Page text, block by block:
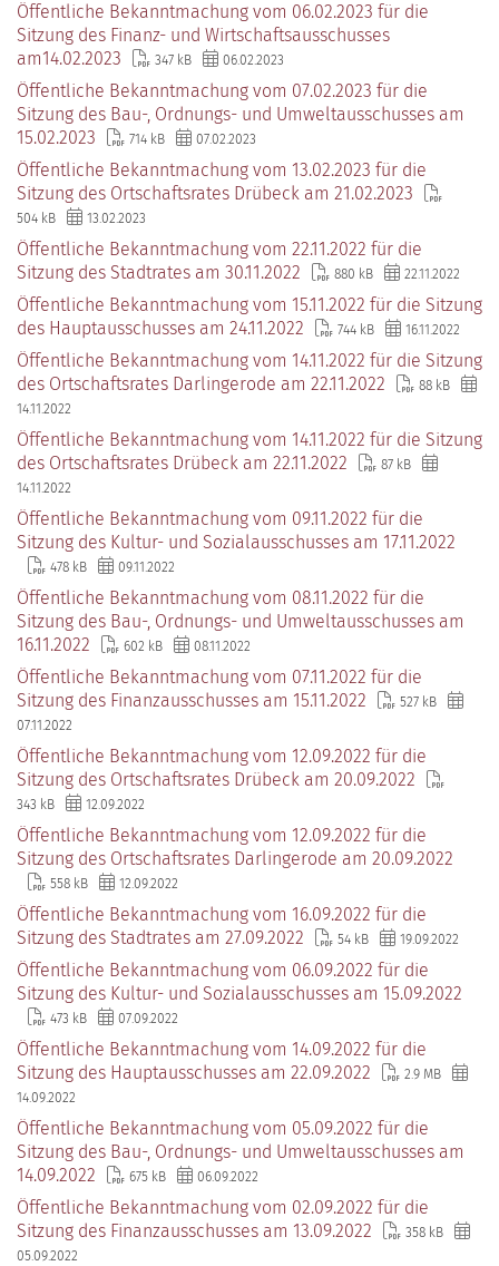
Öffentliche Bekanntmachung vom 06.02.2023 für die
Sitzung des Finanz- und Wirtschaftsausschusses
am14.02.2023
347 kB 06.02.2023
Öffentliche Bekanntmachung vom 07.02.2023 für die
Sitzung des Bau-, Ordnungs- und Umweltausschusses am
15.02.2023
714 kB 07.02.2023
Öffentliche Bekanntmachung vom 13.02.2023 für die
Sitzung des Ortschaftsrates Drübeck am 21.02.2023
504 kB 13.02.2023
Öffentliche Bekanntmachung vom 22.11.2022 für die
Sitzung des Stadtrates am 30.11.2022
880 kB 22.11.2022
Öffentliche Bekanntmachung vom 15.11.2022 für die Sitzung
des Hauptausschusses am 24.11.2022
744 kB 16.11.2022
Öffentliche Bekanntmachung vom 14.11.2022 für die Sitzung
des Ortschaftsrates Darlingerode am 22.11.2022
88 kB
14.11.2022
Öffentliche Bekanntmachung vom 14.11.2022 für die Sitzung
des Ortschaftsrates Drübeck am 22.11.2022
87 kB
14.11.2022
Öffentliche Bekanntmachung vom 09.11.2022 für die
Sitzung des Kultur- und Sozialausschusses am 17.11.2022
478 kB 09.11.2022
Öffentliche Bekanntmachung vom 08.11.2022 für die
Sitzung des Bau-, Ordnungs- und Umweltausschusses am
16.11.2022
602 kB 08.11.2022
Öffentliche Bekanntmachung vom 07.11.2022 für die
Sitzung des Finanzausschusses am 15.11.2022
527 kB
07.11.2022
Öffentliche Bekanntmachung vom 12.09.2022 für die
Sitzung des Ortschaftsrates Drübeck am 20.09.2022
343 kB 12.09.2022
Öffentliche Bekanntmachung vom 12.09.2022 für die
Sitzung des Ortschaftsrates Darlingerode am 20.09.2022
558 kB 12.09.2022
Öffentliche Bekanntmachung vom 16.09.2022 für die
Sitzung des Stadtrates am 27.09.2022
54 kB 19.09.2022
Öffentliche Bekanntmachung vom 06.09.2022 für die
Sitzung des Kultur- und Sozialausschusses am 15.09.2022
473 kB 07.09.2022
Öffentliche Bekanntmachung vom 14.09.2022 für die
Sitzung des Hauptausschusses am 22.09.2022
2.9 MB
14.09.2022
Öffentliche Bekanntmachung vom 05.09.2022 für die
Sitzung des Bau-, Ordnungs- und Umweltausschusses am
14.09.2022
675 kB 06.09.2022
Öffentliche Bekanntmachung vom 02.09.2022 für die
Sitzung des Finanzausschusses am 13.09.2022
358 kB
05.09.2022